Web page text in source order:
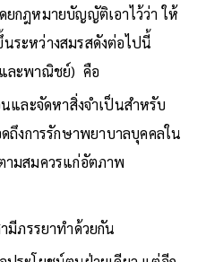
ยกฎหมายบัญญัติเอาไว้ว่า ให้
ระหว่างสมรสดังต่อไปนี้
ละพาณิชย์) คือ
และจัดหาสิ่งจำเป็นสำหรับ
ถึงการรักษาพยาบาลบุคคลใน
ามสมควรแก่อัตภาพ
มีภรรยาทำด้วยกัน